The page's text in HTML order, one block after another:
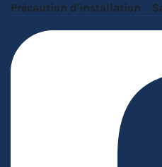
Précaution d'installation